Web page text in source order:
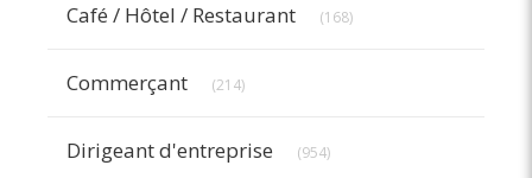
Café / Hôtel / Restaurant (168)
Commerçant (214)
Dirigeant d'entreprise (954)